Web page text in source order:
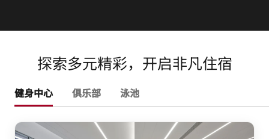
探索多元精彩，开启非凡住宿
健身中心 俱乐部 泳池